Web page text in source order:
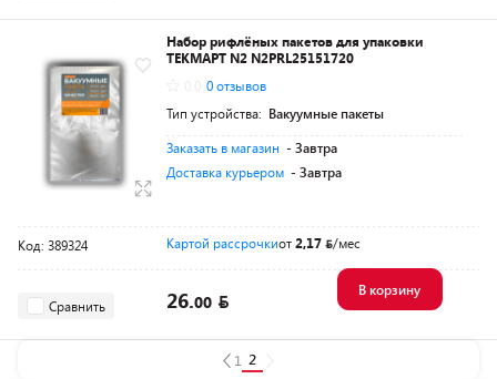
Набор рифлёных пакетов для упаковки
ТЕКМАРТ N2 N2PRL25151720
0 отзывов
Тип устройства: Вакуумные пакеты
Заказать в магазин - Завтра
Доставка курьером - Завтра
Код: 389324 Картой рассрочкиот2,17 /мес
Сравнить 26.00
В корзину
1 2